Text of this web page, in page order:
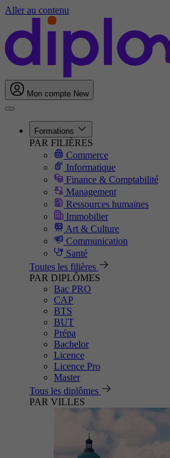
Aller au contenu
Mon compte New
Formations
PAR FILIÈRES
Commerce
Informatique
Finance & Comptabilité
Management
Ressources humaines
Immobilier
Art & Culture
Communication
Santé
Toutes les filières
PAR DIPLÔMES
Bac PRO
CAP
BTS
BUT
Prépa
Bachelor
Licence
Licence Pro
Master
Tous les diplômes
PAR VILLES